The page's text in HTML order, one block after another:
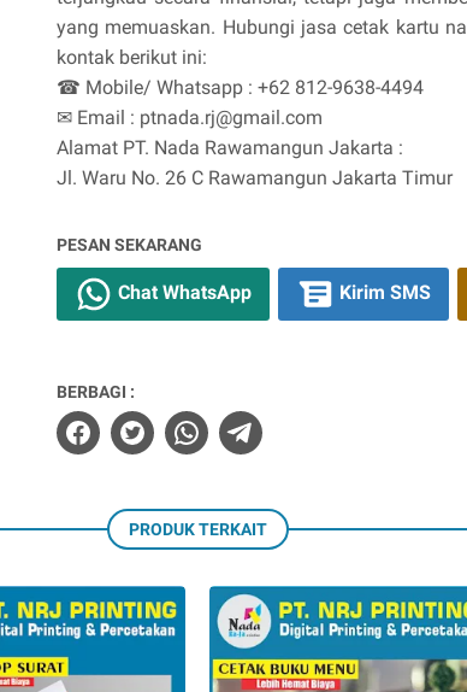
yang memuaskan. Hubungi jasa cetak kartu
kontak berikut ini:
☎ Mobile/ Whatsapp : +62 812-9638-4494
✉ Email : ptnada.rj@gmail.com
Alamat PT. Nada Rawamangun Jakarta :
Jl. Waru No. 26 C Rawamangun Jakarta Timur
PESAN SEKARANG
Chat WhatsApp Kirim SMS
BERBAGI :
PRODUK TERKAIT